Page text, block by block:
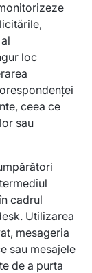
loc
ceea ce
sau
cadrul
Utilizarea
mesageria
sau mesajele
de a purta